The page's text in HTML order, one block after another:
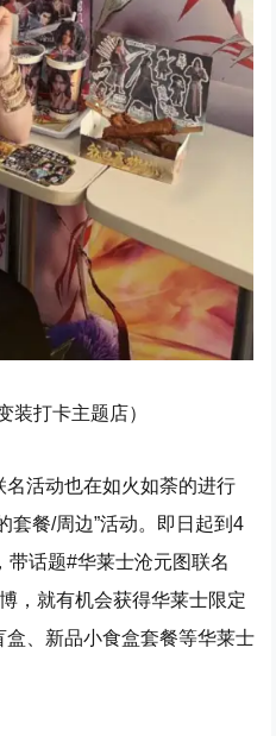
装打卡主题店）
活动也在如火如荼的进行
套餐/周边”活动。即日起到4
带话题#华莱士沧元图联名
，就有机会获得华莱士限定
、新品小食盒套餐等华莱士